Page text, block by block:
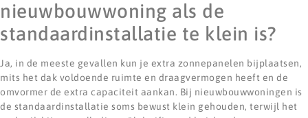
nieuwbouwwoning als de
standaardinstallatie te klein is?
Ja, in de meeste gevallen kun je extra zonnepanelen bijplaatsen,
mits het dak voldoende ruimte en draagvermogen heeft en de
omvormer de extra capaciteit aankan. Bij nieuwbouwwoningen is
de standaardinstallatie soms bewust klein gehouden, terwijl het